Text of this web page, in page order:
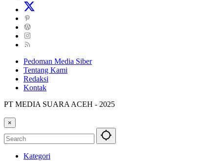
Pedoman Media Siber
Tentang Kami
Redaksi
Kontak
PT MEDIA SUARA ACEH - 2025
×
Kategori